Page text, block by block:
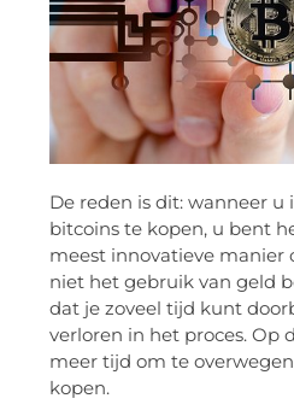
De reden is dit: wanneer
bitcoins te kopen, u bent
meest innovatieve manier
niet het gebruik van geld
dat je zoveel tijd kunt
verloren in het proces. Op
meer tijd om te
kopen.